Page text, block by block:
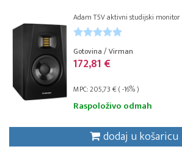
Adam T5V aktivni studijski monitor
Gotovina / Virman
172,81 €
MPC: 205,73 € ( -16% )
Raspoloživo odmah
dodaj u košaricu